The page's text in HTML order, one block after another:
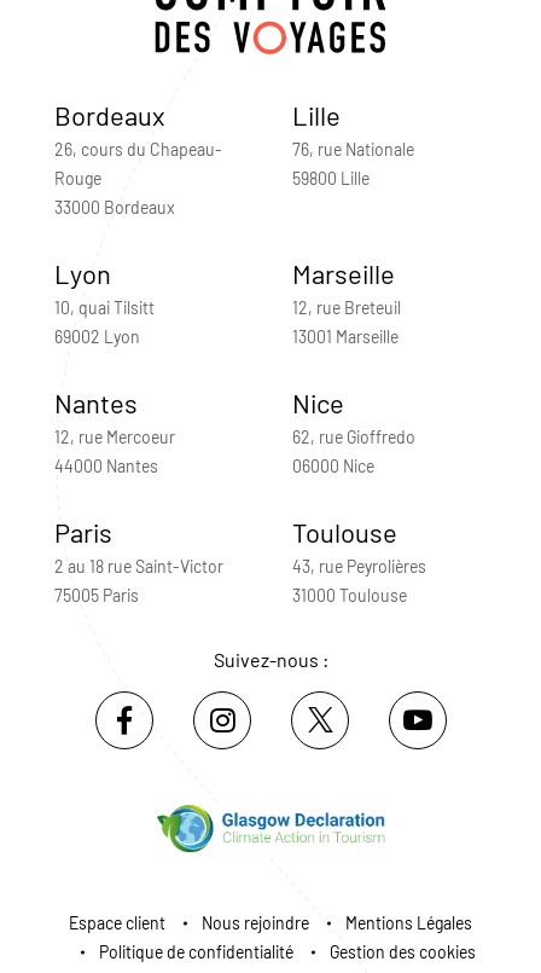
Bordeaux
26, cours du Chapeau-
Rouge
33000 Bordeaux
Lille
76, rue Nationale
59800 Lille
Lyon
10, quai Tilsitt
69002 Lyon
Marseille
12, rue Breteuil
13001 Marseille
Nantes
12, rue Mercoeur
44000 Nantes
Nice
62, rue Gioffredo
06000 Nice
Paris
2 au 18 rue Saint-Victor
75005 Paris
Toulouse
43, rue Peyrolières
31000 Toulouse
Suivez-nous :
Espace client Nous rejoindre
Mentions Légales
Politique de confidentialité
Gestion des cookies